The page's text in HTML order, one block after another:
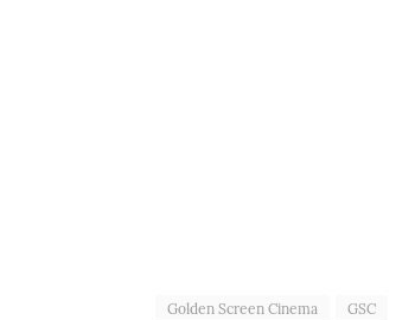
Golden Screen Cinema GSC